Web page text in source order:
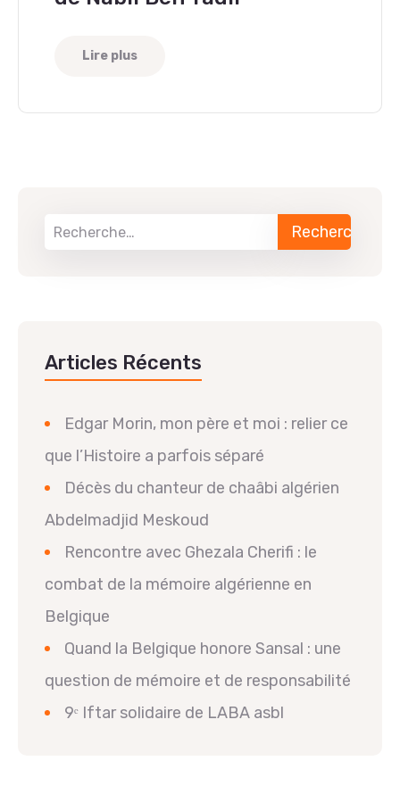
Lire plus
Articles Récents
Edgar Morin, mon père et moi : relier ce
que l’Histoire a parfois séparé
Décès du chanteur de chaâbi algérien
Abdelmadjid Meskoud
Rencontre avec Ghezala Cherifi : le
combat de la mémoire algérienne en
Belgique
Quand la Belgique honore Sansal : une
question de mémoire et de responsabilité
9ᵉ Iftar solidaire de LABA asbl